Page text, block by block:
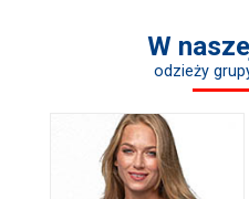
W
odzieży